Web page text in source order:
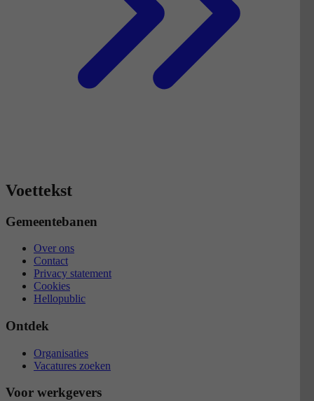
Voettekst
Gemeentebanen
Over ons
Contact
Privacy statement
Cookies
Hellopublic
Ontdek
Organisaties
Vacatures zoeken
Voor werkgevers